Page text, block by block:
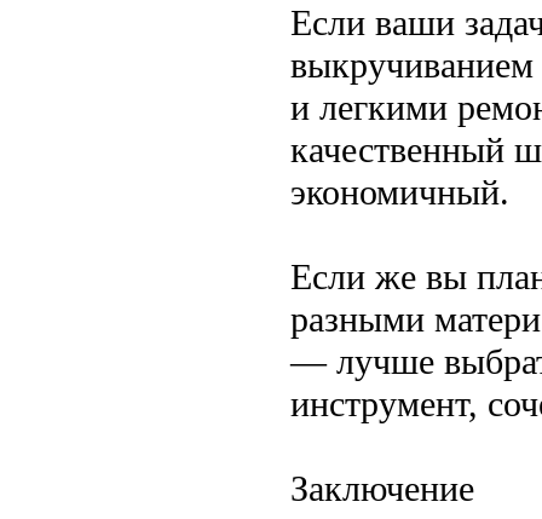
Если ваши
и легкими
качественный
экономичный.
Если же вы
разными
— лучше
инструмент,
Заключение